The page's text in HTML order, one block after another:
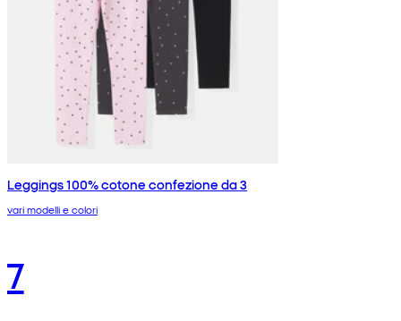
Leggings 100% cotone confezione da 3
vari modelli e colori
7